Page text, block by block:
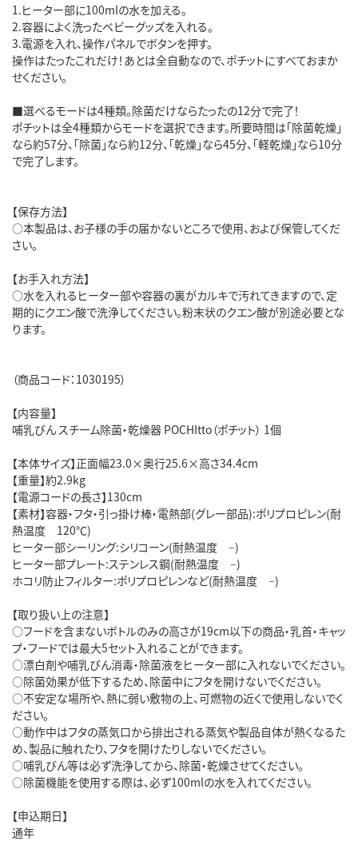
1.ヒーター部に100mlの水を加える。
2.容器によく洗ったベビーグッズを入れる。
3.電源を入れ、操作パネルでボタンを押す。
操作はたったこれだけ！あとは全自動なので、ポチットにすべておまか
せください。
■選べるモードは4種類。除菌だけならたったの12分で完了！
ポチットは全4種類からモードを選択できます。所要時間は「除菌乾燥」
なら約57分、「除菌」なら約12分、「乾燥」なら45分、「軽乾燥」なら10分
で完了します。
【保存方法】
○本製品は、お子様の手の届かないところで使用、および保管してくだ
さい。
【お手入れ方法】
○水を入れるヒーター部や容器の裏がカルキで汚れてきますので、定
期的にクエン酸で洗浄してください。粉末状のクエン酸が別途必要とな
ります。
（商品コード：1030195）
【内容量】
哺乳びん スチーム除菌・乾燥器 POCHItto（ポチット） 1個
【本体サイズ】正面幅23.0×奥行25.6×高さ34.4cm
【重量】約2.9kg
【電源コードの長さ】130cm
【素材】容器・フタ・引っ掛け棒・電熱部(グレー部品):ポリプロピレン(耐
熱温度 120℃)
ヒーター部シーリング:シリコーン(耐熱温度 −)
ヒーター部プレート:ステンレス鋼(耐熱温度 −)
ホコリ防止フィルター:ポリプロピレンなど(耐熱温度 −)
【取り扱い上の注意】
○フードを含まないボトルのみの高さが19cm以下の商品・乳首・キャッ
プ・フードでは最大5セット入れることができます。
○漂白剤や哺乳びん消毒・除菌液をヒーター部に入れないでください。
○除菌効果が低下するため、除菌中にフタを開けないでください。
○不安定な場所や、熱に弱い敷物の上、可燃物の近くで使用しないでく
ださい。
○動作中はフタの蒸気口から排出される蒸気や製品自体が熱くなるた
め、製品に触れたり、フタを開けたりしないでください。
○哺乳びん等は必ず洗浄してから、除菌・乾燥させてください。
○除菌機能を使用する際は、必ず100mlの水を入れてください。
【申込期日】
通年